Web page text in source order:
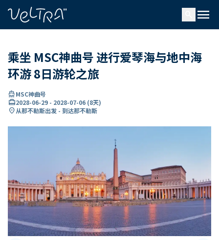
menu
乘坐 MSC神曲号 进行爱琴海与地中海
环游 8日游轮之旅
directions_boatMSC神曲号
card_travel2028-06-29 - 2028-07-06 (8天)
location_on从那不勒斯出发 - 到达那不勒斯